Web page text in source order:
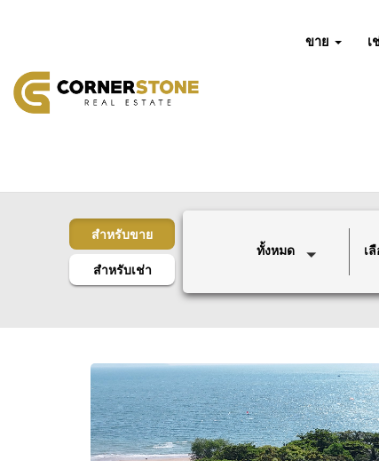
ขาย เ
สำหรับขาย
สำหรับเช่า
ทั้งหมด เ